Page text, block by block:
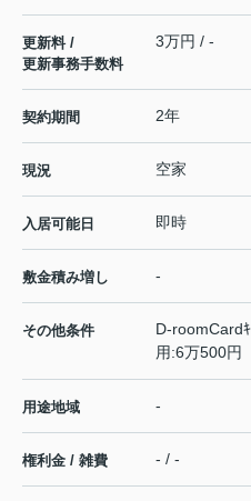
更新料 /
更新事務手数料
3万円 / -
契約期間 2年
現況 空家
入居可能日 即時
敷金積み増し -
その他条件
D-roomCard
用:6万500円
用途地域 -
権利金 / 雑費 - / -